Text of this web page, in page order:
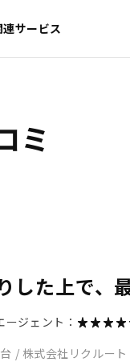
連サービス
ミ
した上で、
ージェント：
/ 株式会社リクルート